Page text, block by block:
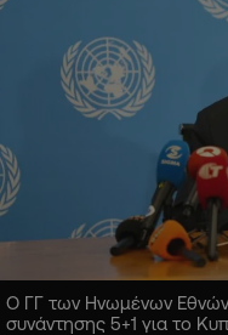
Ο ΓΓ των Ηνωμένων Εθνών
συνάντησης 5+1 για το